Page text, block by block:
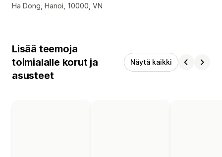
Suunnittelijan yhteystiedot
Ha Dong, Hanoi, 10000, VN
Lisää teemoja
toimialalle korut ja
asusteet
Näytä kaikki